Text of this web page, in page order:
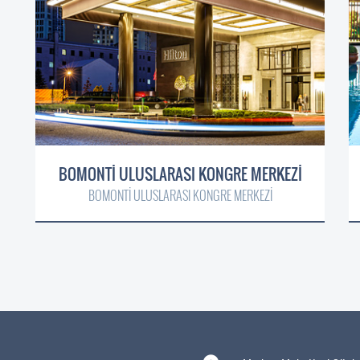
BOMONTİ ULUSLARASI KONGRE MERKEZİ
BOMONTİ ULUSLARASI KONGRE MERKEZİ